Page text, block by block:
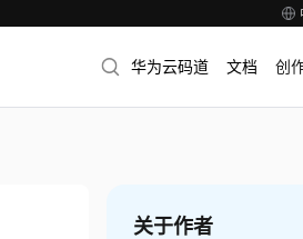
华为云码道 文档 创
关于作者